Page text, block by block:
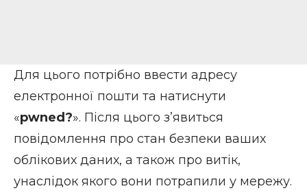
Для цього потрібно ввести адресу
електронної пошти та натиснути
«pwned?». Після цього з’явиться
повідомлення про стан безпеки ваших
облікових даних, а також про витік,
унаслідок якого вони потрапили у мережу.